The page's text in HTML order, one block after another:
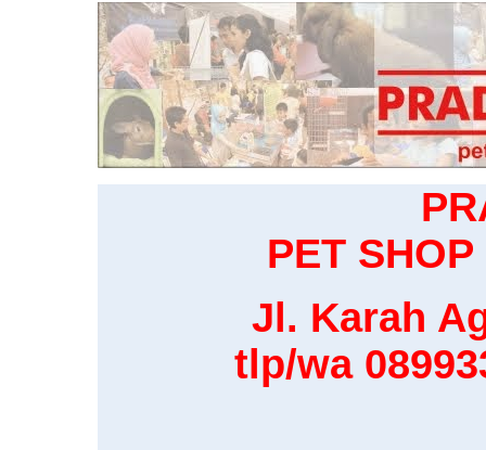
PET
Jl. Karah
tlp/wa